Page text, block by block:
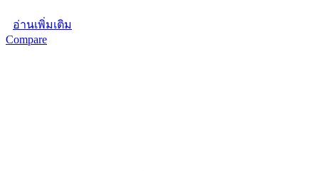
อ่านเพิ่มเติม
Compare